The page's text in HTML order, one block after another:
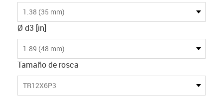
1.38 (35 mm)
Ø d3 [in]
1.89 (48 mm)
Tamaño de rosca
TR12X6P3